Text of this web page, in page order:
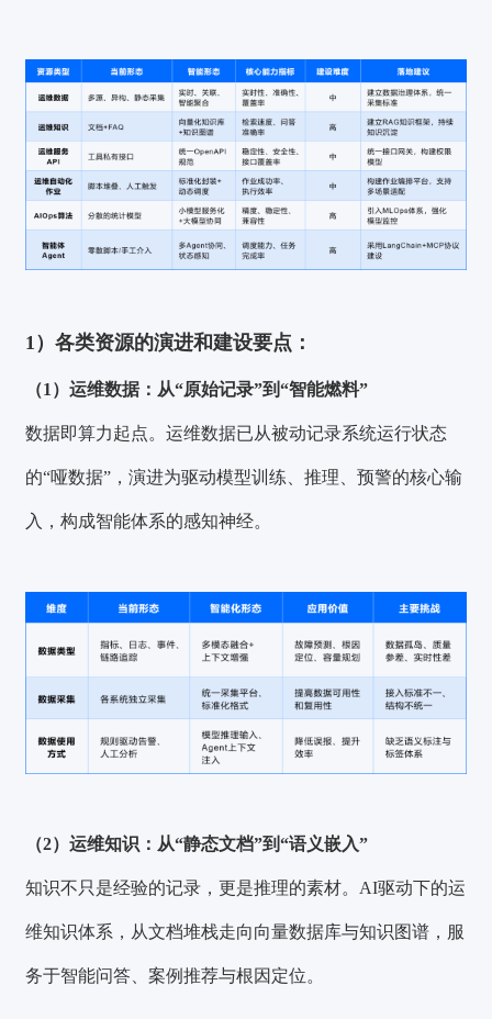
1）各类资源的演进和建设要点：
（1）运维数据：从“原始记录”到“智能燃料”
数据即算力起点。运维数据已从被动记录系统运行状态
的“哑数据”，演进为驱动模型训练、推理、预警的核心输
入，构成智能体系的感知神经。
（2）运维知识：从“静态文档”到“语义嵌入”
知识不只是经验的记录，更是推理的素材。AI驱动下的运
维知识体系，从文档堆栈走向向量数据库与知识图谱，服
务于智能问答、案例推荐与根因定位。